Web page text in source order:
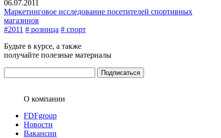
06.07.2011
Маркетинговое исследование посетителей спортивных
магазинов
#2011 # розница # спорт
Будьте в курсе, а также
получайте полезные материалы
О компании
FDFgroup
Новости
Вакансии